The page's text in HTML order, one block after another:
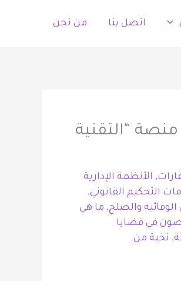
اتصل بنا من نحن
“التقنية
, الأنظمة الإدارية
التحكيم القانوني,
والصلح, ما هي
في قضايا
, نخبة من